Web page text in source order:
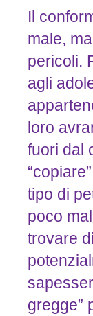
Il
male,
pericoli.
agli
loro
fuori dal
tipo di
poco
trovare
gregge”